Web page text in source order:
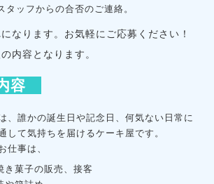
タッフからの合否のご連絡。
なります。お気軽にご応募ください！
内容となります。
容
、 誰かの誕生日や記念日、何気ない日常に
して気持ちを届けるケーキ屋です。
仕事は、
き菓子の販売、接客